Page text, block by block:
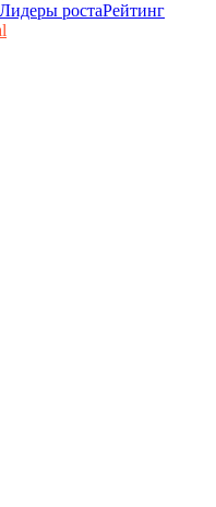
Лидеры ростаРейтинг